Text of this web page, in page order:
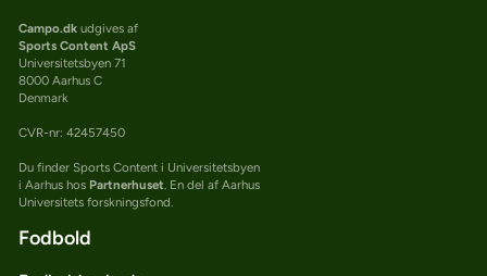
Campo.dkudgives af
Sports Content ApS
Universitetsbyen 71
8000 Aarhus C
Denmark
CVR-nr: 42457450
Du finder Sports Content i Universitetsbyen
i Aarhus hos Partnerhuset. En del af Aarhus
Universitets forskningsfond.
Fodbold